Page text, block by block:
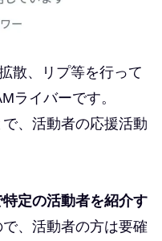
散、リプ等を行って
ライバーです。
、活動者の応援活動
特定の活動者を紹介す
、活動者の方は要確